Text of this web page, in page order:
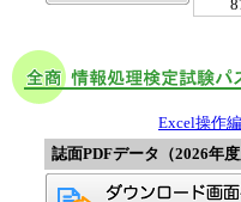
Excel操作編
誌面PDFデータ（2026年度